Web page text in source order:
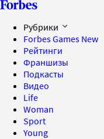
Рубрики
Forbes Games New
Рейтинги
Франшизы
Подкасты
Видео
Life
Woman
Sport
Young